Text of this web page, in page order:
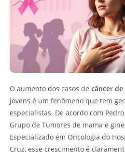
O aumento dos casos de câncer de
jovens é um fenômeno que tem
especialistas. De acordo com
Grupo de Tumores de mama e
Especializado em Oncologia do
Cruz, esse crescimento é